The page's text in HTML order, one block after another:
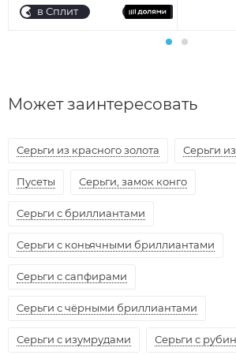
в Сплит
Может заинтересовать
Серьги из красного золота Серьги
Пусеты Серьги, замок конго
Серьги с бриллиантами
Серьги с коньячными бриллиантами
Серьги с сапфирами
Серьги с чёрными бриллиантами
Серьги с изумрудами Серьги с